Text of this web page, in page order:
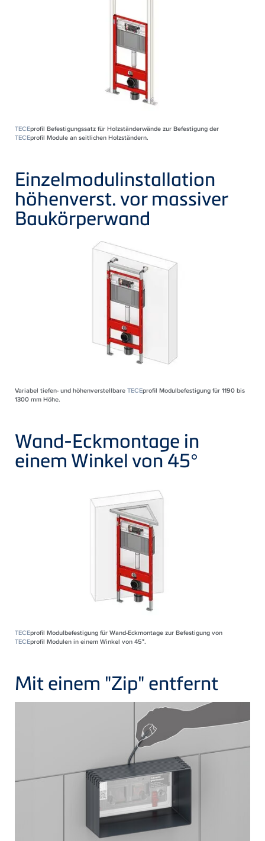
TECEprofil Befestigungssatz für Holzständerwände zur Befestigung der
TECEprofil Module an seitlichen Holzständern.
Einzelmodulinstallation
höhenverst. vor massiver
Baukörperwand
Variabel tiefen- und höhenverstellbareTECEprofil Modulbefestigung für 1190 bis
1300 mm Höhe.
Wand-Eckmontage in
einem Winkel von 45°
TECEprofil Modulbefestigung für Wand-Eckmontage zur Befestigung von
TECEprofil Modulen in einem Winkel von 45°.
Mit einem "Zip" entfernt